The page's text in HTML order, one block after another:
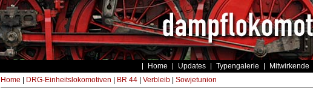
Home Updates Typengalerie Mitwirkende
Home DRG-Einheitslokomotiven BR 44| Verbleib| Sowjetunion